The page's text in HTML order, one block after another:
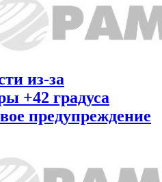
из-за
+42 градуса
предупреждение